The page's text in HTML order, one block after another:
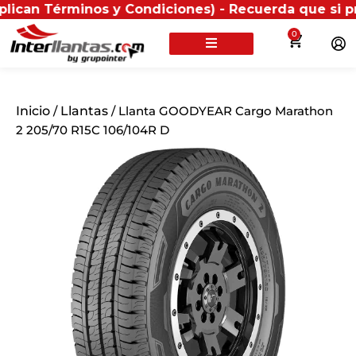
y Condiciones) - Recuerda que si
0
Inicio / Llantas / Llanta GOODYEAR Cargo Marathon
2 205/70 R15C 106/104R D